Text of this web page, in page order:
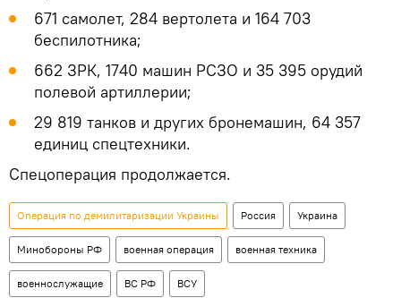
671 самолет, 284 вертолета и 164 703
беспилотника;
662 ЗРК, 1740 машин РСЗО и 35 395 орудий
полевой артиллерии;
29 819 танков и других бронемашин, 64 357
единиц спецтехники.
Спецоперация продолжается.
Операция по демилитаризации Украины Россия Украина
Минобороны РФ военная операция военная техника
военнослужащие ВС РФ ВСУ